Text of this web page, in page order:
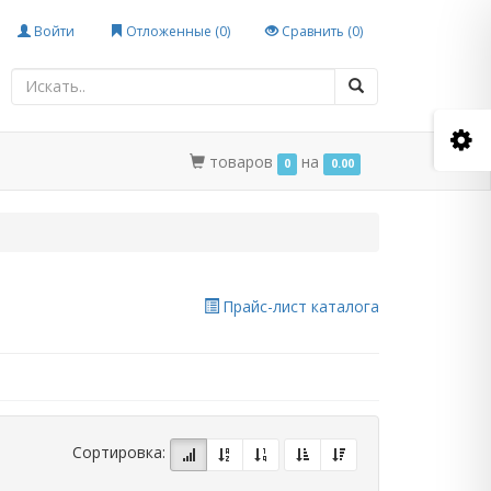
Войти Отложенные (0) Сравнить (0)
товаров 0 на 0.00
Прайс-лист каталога
Сортировка: